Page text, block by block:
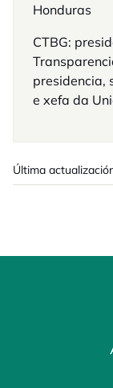
Honduras
CTBG:
presidencia,
e xefa da
Última